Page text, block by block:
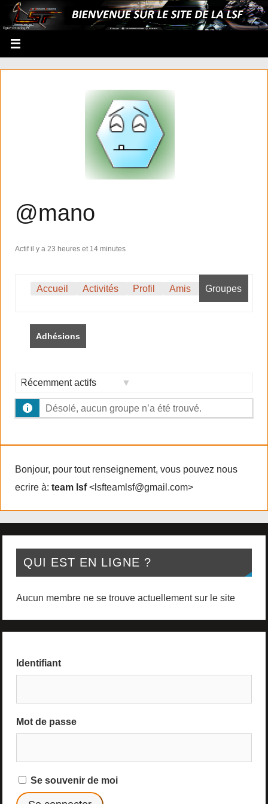
@mano
Actif il y a 23 heures et 14 minutes
Accueil Activités Profil Amis Groupes
Adhésions
Trier
par:
Désolé, aucun groupe n’a été trouvé.
Bonjour, pour tout renseignement, vous pouvez nous
ecrire à:team lsf<lsfteamlsf@gmail.com>
QUI EST EN LIGNE ?
Aucun membre ne se trouve actuellement sur le site
Identifiant
Mot de passe
Se souvenir de moi